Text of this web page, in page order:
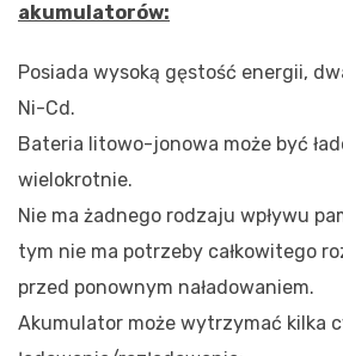
akumulatorów:
Posiada wysoką gęstość energii,
Ni-Cd.
Bateria litowo-jonowa może być
wielokrotnie.
Nie ma żadnego rodzaju wpływu
tym nie ma potrzeby całkowitego
przed ponownym naładowaniem.
Akumulator może wytrzymać kilka